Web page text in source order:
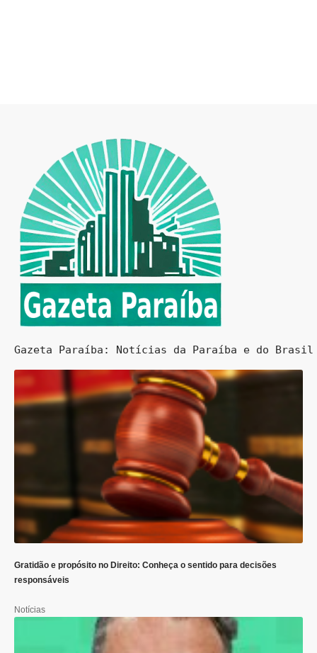
Gazeta Paraíba: Notícias da Paraíba e do
Gratidão e propósito no Direito: Conheça o sentido para decisões
responsáveis
Notícias